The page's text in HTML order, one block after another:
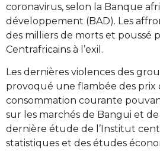
coronavirus, selon la Banque
développement (BAD). Les
des milliers de morts et poussé
Centrafricains à l’exil.
Les dernières violences des
provoqué une flambée des prix
consommation courante
sur les marchés de Bangui et de
dernière étude de l’Institut
statistiques et des études